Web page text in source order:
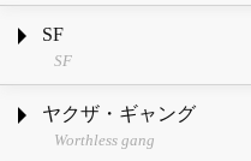
SF
SF
ヤクザ・ギャング
Worthless gang